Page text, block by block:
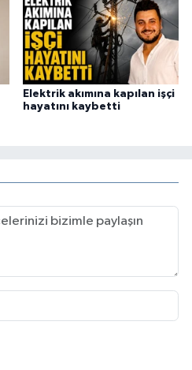
Elektrik akımına kapılan işçi
hayatını kaybetti